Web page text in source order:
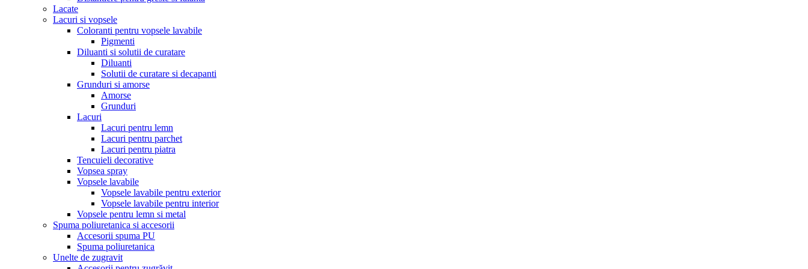
Lacate
Lacuri si vopsele
Coloranti pentru vopsele lavabile
Pigmenti
Diluanti si solutii de curatare
Diluanti
Solutii de curatare si decapanti
Grunduri si amorse
Amorse
Grunduri
Lacuri
Lacuri pentru lemn
Lacuri pentru parchet
Lacuri pentru piatra
Tencuieli decorative
Vopsea spray
Vopsele lavabile
Vopsele lavabile pentru exterior
Vopsele lavabile pentru interior
Vopsele pentru lemn si metal
Spuma poliuretanica si accesorii
Accesorii spuma PU
Spuma poliuretanica
Unelte de zugravit